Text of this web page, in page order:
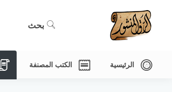
بحث
الرئيسية الكتب المصنفة